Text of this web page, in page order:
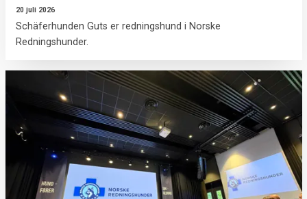
20 juli 2026
Schäferhunden Guts er redningshund i Norske
Redningshunder.